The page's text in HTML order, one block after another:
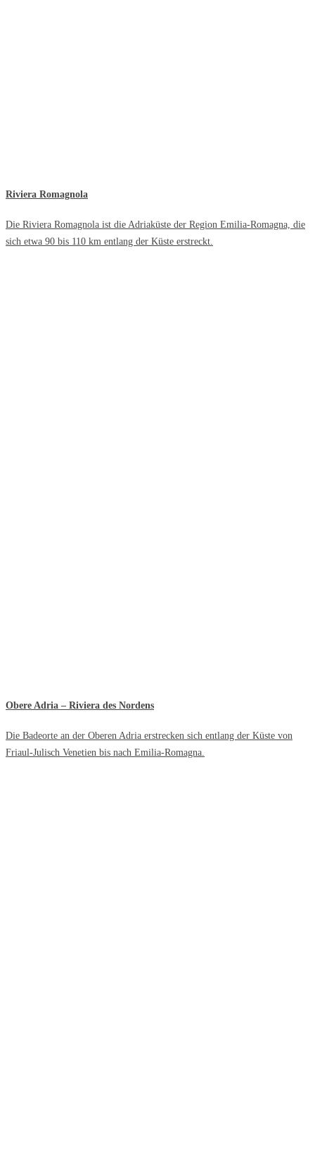
Riviera Romagnola
Die Riviera Romagnola ist die Adriaküste der Region Emilia-Romagna, die
sich etwa 90 bis 110 km entlang der Küste erstreckt.
Obere Adria – Riviera des Nordens
Die Badeorte an der Oberen Adria erstrecken sich entlang der Küste von
Friaul-Julisch Venetien bis nach Emilia-Romagna.